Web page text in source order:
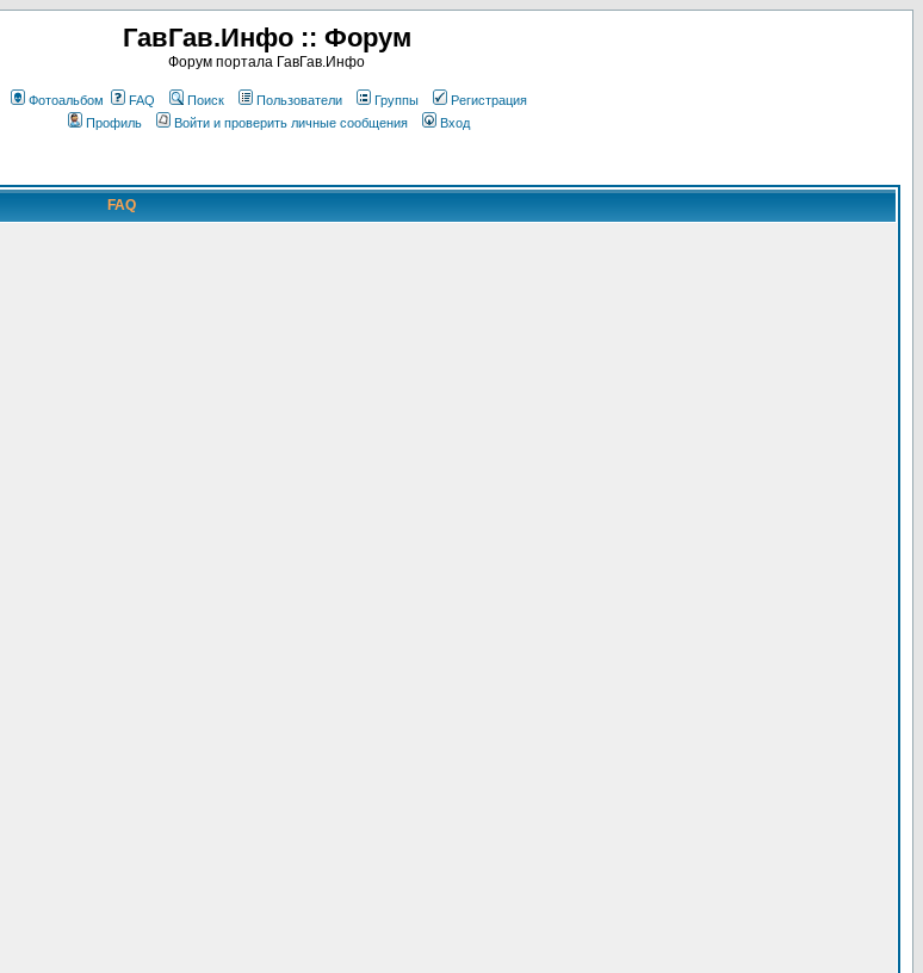
ГавГав.Инфо :: Форум
Форум портала ГавГав.Инфо
Фотоальбом FAQ Поиск Пользователи Группы
Регистрация
Профиль
Войти и проверить личные сообщения Вход
FAQ